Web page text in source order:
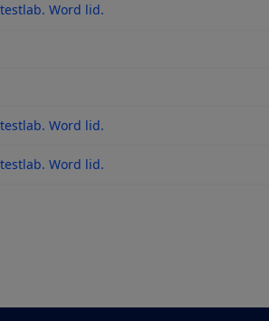
Word lid.
Word lid.
updatesWord lid.